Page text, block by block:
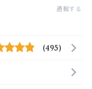
通報する
(495)